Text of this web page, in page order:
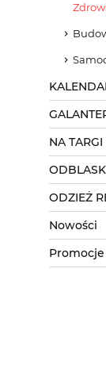
NA
ODZIEŻ
Nowości
Promocje